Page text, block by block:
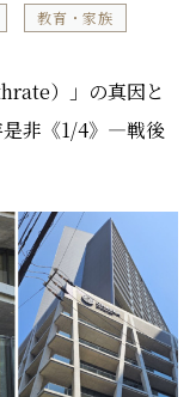
教育・家族
）」の真因と
是非《1/4》―戦後